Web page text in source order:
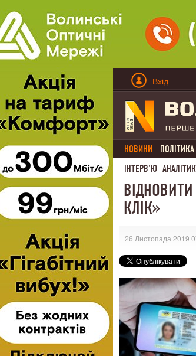
Вхід
НОВИНИ ПОЛІТИКА
ІНТЕРВ'Ю
КЛІК»
26 Листопада 2019